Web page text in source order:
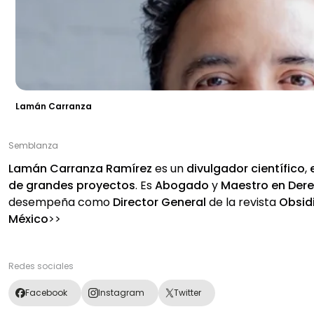
Lamán Carranza
Semblanza
Lamán Carranza Ramírez es un divulgador científico,
de grandes proyectos. EsAbogado y Maestro en
desempeña como Director General de la revista
México>>
Redes sociales
Facebook Instagram Twitter